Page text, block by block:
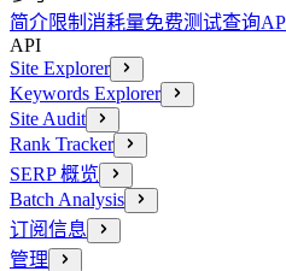
简介限制消耗量免费测试查询
API
Site Explorer
Keywords Explorer
Site Audit
Rank Tracker
SERP 概览
Batch Analysis
订阅信息
管理